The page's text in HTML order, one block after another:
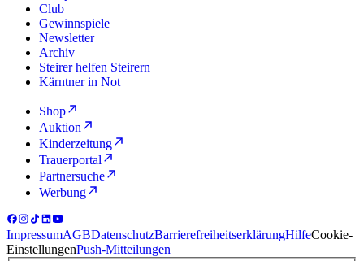
Club
Gewinnspiele
Newsletter
Archiv
Steirer helfen Steirern
Kärntner in Not
Shop
Auktion
Kinderzeitung
Trauerportal
Partnersuche
Werbung
ImpressumAGBDatenschutzBarrierefreiheitserklärungHilfeCookie-
EinstellungenPush-Mitteilungen